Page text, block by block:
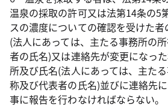
温泉の採取の許可又は法第14条の5
スの濃度についての確認を受けた
(法人にあっては、主たる事務所の
者の氏名)又は連絡先が変更になっ
所及び氏名(法人にあっては、主た
称及び代表者の氏名)並びに連絡先
事に報告を行わなければならない。